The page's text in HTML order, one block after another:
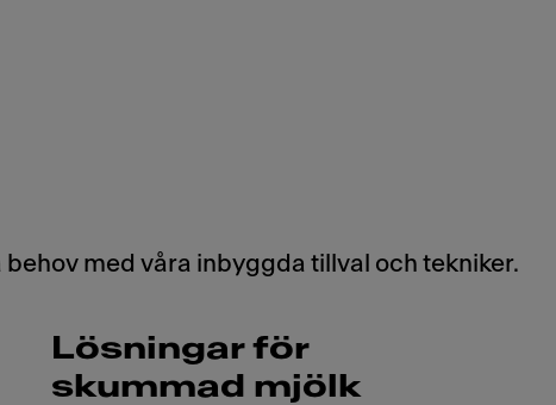
med våra inbyggda tillval och tekniker.
Lösningar för
skummad mjölk